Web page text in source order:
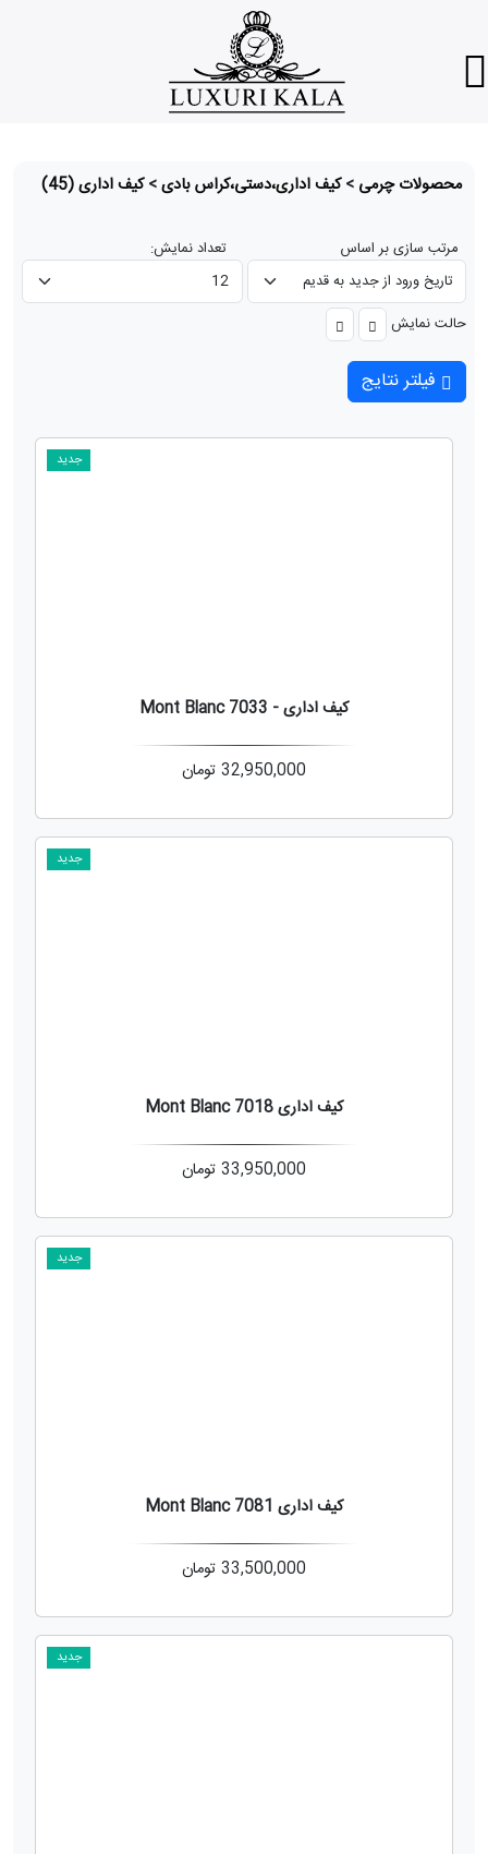
محصولات چرمی >کیف اداری،دستی،کراس بادی>کیف اداری(45)
مرتب سازی بر اساس تعداد نمایش:
حالت نمایش
فیلتر نتایج
جدید
کیف اداری - Mont Blanc 7033
32,950,000 تومان
جدید
کیف اداری Mont Blanc 7018
33,950,000 تومان
جدید
کیف اداری Mont Blanc 7081
33,500,000 تومان
جدید